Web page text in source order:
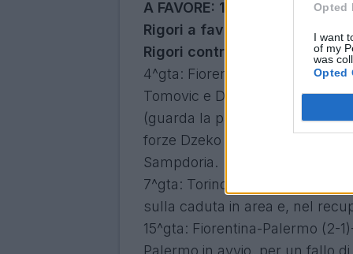
Opted
I want
of my
was
Opted
A FAVORE: 11
Rigori a favore ingiusti: 0
Rigori contro ignorati: 3
4^gta: Fiorentina-Roma (1-0) –
Tomovic e Dzeo. Serbo,
(guarda la palla). Rizzoli fa
forze Dzeko paga la caduta
Sampdoria.
7^gta: Torino-Fiorentina (2-1) –
sulla caduta in area e, nel
15^gta: Fiorentina-Palermo (2-
Palermo in avvio, per un fallo